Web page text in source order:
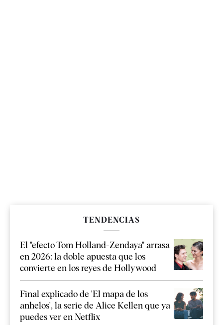
TENDENCIAS
El "efecto Tom Holland-Zendaya" arrasa
en 2026: la doble apuesta que los
convierte en los reyes de Hollywood
Final explicado de 'El mapa de los
anhelos', la serie de Alice Kellen que ya
puedes ver en Netflix